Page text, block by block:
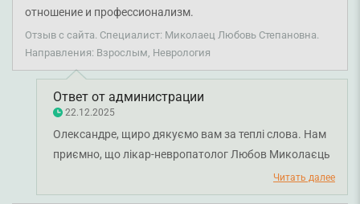
отношение и профессионализм.
Отзыв с сайта. Специалист: Миколаец Любовь Степановна.
Направления: Взрослым, Неврология
Ответ от администрации
22.12.2025
Олександре, щиро дякуємо вам за теплі слова. Нам
приємно, що лікар-невропатолог Любов Миколаєць
змогла проявити увагу та професіоналізм під час
вашого візиту. Бажаємо вам міцного здоров'я!
Читать далее